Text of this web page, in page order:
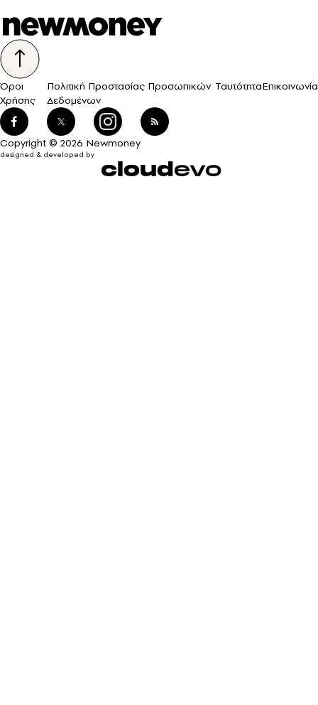
Όροι
Χρήσης
Πολιτική Προστασίας Προσωπικών
Δεδομένων
ΤαυτότηταΕπικοινωνία
Copyright © 2026 Newmoney
designed & developed by